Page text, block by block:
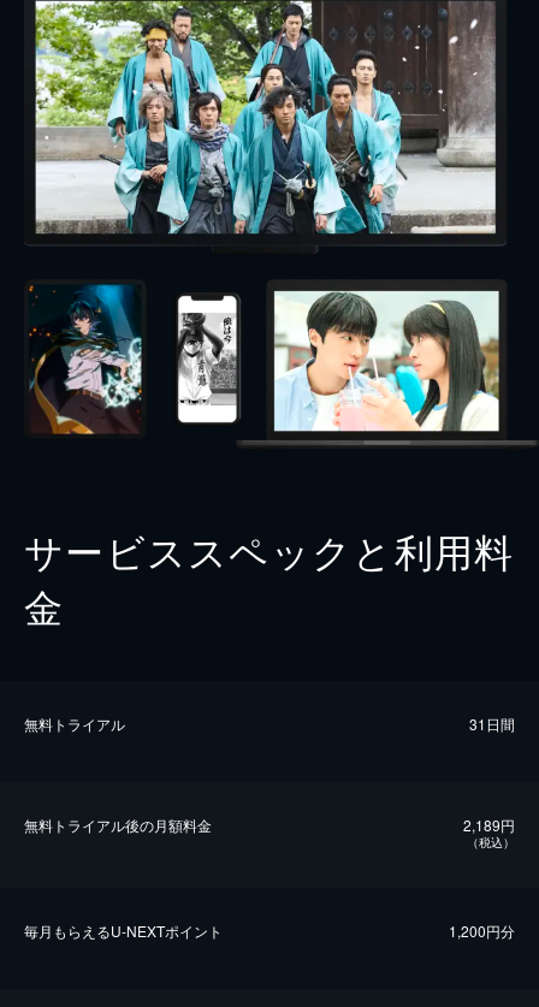
サービススペックと利用料
金
無料トライアル 31日間
無料トライアル後の⽉額料金 2,189円
（税込）
毎⽉もらえるU-NEXTポイント 1,200円分